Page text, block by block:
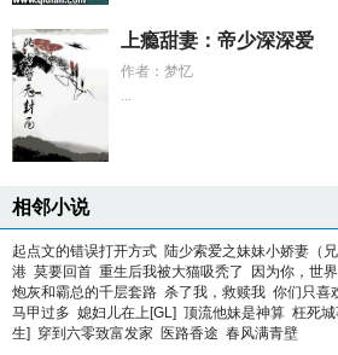
上瘾甜妻：帝少深深爱
作者：梦忆
...
相邻小说
起点文的错误打开方式 陆少索爱之妹妹小娇妻（兄
港 莫要回首 重生后我被大猫吸秃了 因为你，世
炮灰和霸总的千层套路 杀了我，救赎我 你们只喜
马甲过多 媳妇儿在上[GL] 顶流他妹是神算 枉死城
生] 穿到六零致富发家 医路香途 春风满青壁